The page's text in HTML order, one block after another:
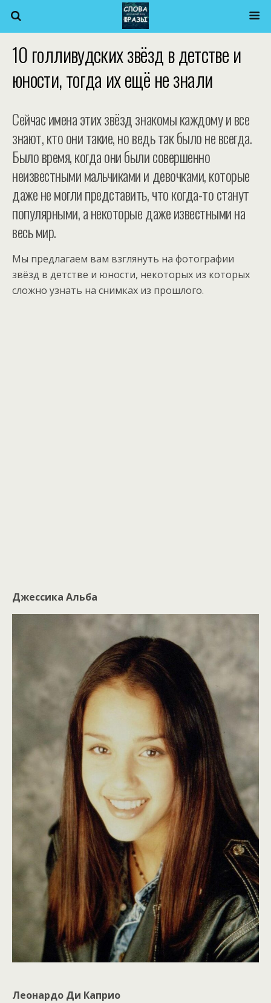
10 голливудских звёзд в детстве и
юности, тогда их ещё не знали
Сейчас имена этих звёзд знакомы каждому и все
знают, кто они такие, но ведь так было не всегда.
Было время, когда они были совершенно
неизвестными мальчиками и девочками, которые
даже не могли представить, что когда-то станут
популярными, а некоторые даже известными на
весь мир.
Мы предлагаем вам взглянуть на фотографии
звёзд в детстве и юности, некоторых из которых
сложно узнать на снимках из прошлого.
Джессика Альба
Леонардо Ди Каприо